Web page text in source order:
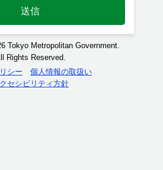
送信
Tokyo Metropolitan Government.
Rights Reserved.
シー
個人情報の取扱い
セシビリティ方針